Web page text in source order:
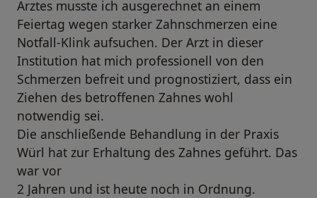
Arztes musste ich ausgerechnet an einem
Feiertag wegen starker Zahnschmerzen eine
Notfall-Klink aufsuchen. Der Arzt in dieser
Institution hat mich professionell von den
Schmerzen befreit und prognostiziert, dass ein
Ziehen des betroffenen Zahnes wohl
notwendig sei.
Die anschließende Behandlung in der Praxis
Würl hat zur Erhaltung des Zahnes geführt. Das
war vor
2 Jahren und ist heute noch in Ordnung.